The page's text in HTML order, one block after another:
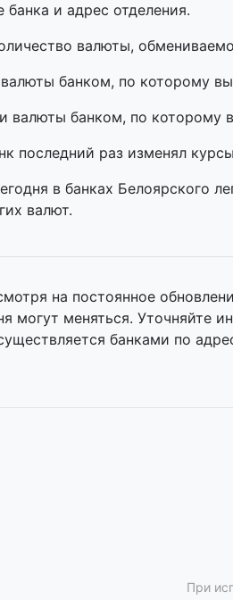
банка и адрес отделения.
валюты,
банком, по которому
валюты банком, по которому
последний раз изменял
в банках Белоярского
валют.
на постоянное
могут меняться.
банками по
При